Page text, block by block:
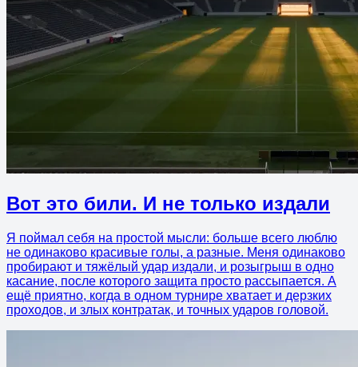
Вот это били. И не только издали
Я поймал себя на простой мысли: больше всего люблю
не одинаково красивые голы, а разные. Меня одинаково
пробирают и тяжёлый удар издали, и розыгрыш в одно
касание, после которого защита просто рассыпается. А
ещё приятно, когда в одном турнире хватает и дерзких
проходов, и злых контратак, и точных ударов головой.